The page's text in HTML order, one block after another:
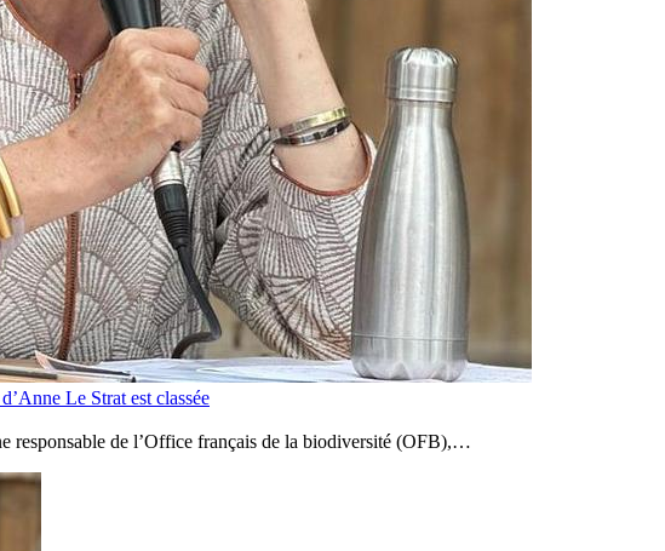
Le Strat est classée
responsable de l’Office français de la biodiversité (OFB),…